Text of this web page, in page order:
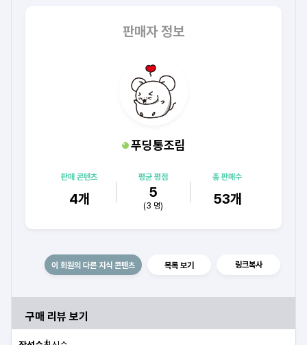
판매자 정보
푸딩통조림
판매 콘텐츠
4개
평균 평점
5
(3 명)
총 판매수
53개
이 회원의 다른 지식 콘텐츠 목록 보기 링크복사
구매 리뷰 보기